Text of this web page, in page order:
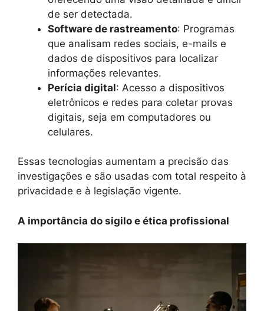
de ser detectada.
Software de rastreamento: Programas
que analisam redes sociais, e-mails e
dados de dispositivos para localizar
informações relevantes.
Perícia digital: Acesso a dispositivos
eletrônicos e redes para coletar provas
digitais, seja em computadores ou
celulares.
Essas tecnologias aumentam a precisão das
investigações e são usadas com total respeito à
privacidade e à legislação vigente.
A importância do sigilo e ética profissional